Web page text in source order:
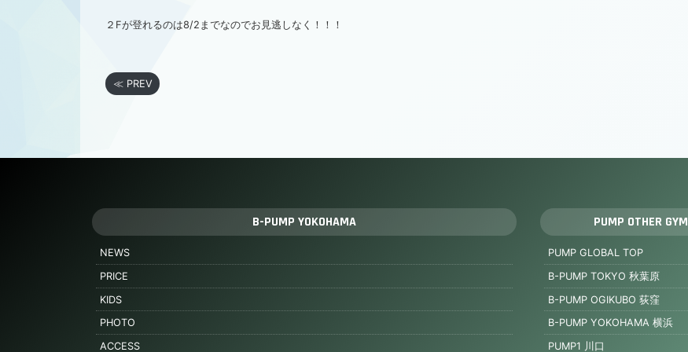
２Fが登れるのは8/2までなのでお見逃しなく！！！
≪ PREV
B-PUMP YOKOHAMA
NEWS
PRICE
KIDS
PHOTO
ACCESS
PUMP OTHER GYM
PUMP GLOBAL TOP
B-PUMP TOKYO 秋葉原
B-PUMP OGIKUBO 荻窪
B-PUMP YOKOHAMA 横浜
PUMP1 川口